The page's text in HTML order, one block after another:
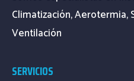
Climatización, Aerotermia,
Ventilación
SERVICIOS